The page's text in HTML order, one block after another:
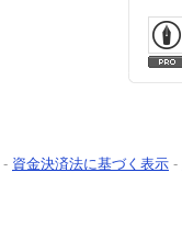
- 資金決済法に基づく表示 -